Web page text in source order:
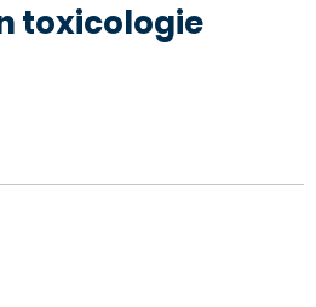
toxicologie